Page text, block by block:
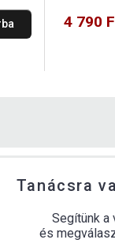
4 790
Tanácsra
Segítünk a
és